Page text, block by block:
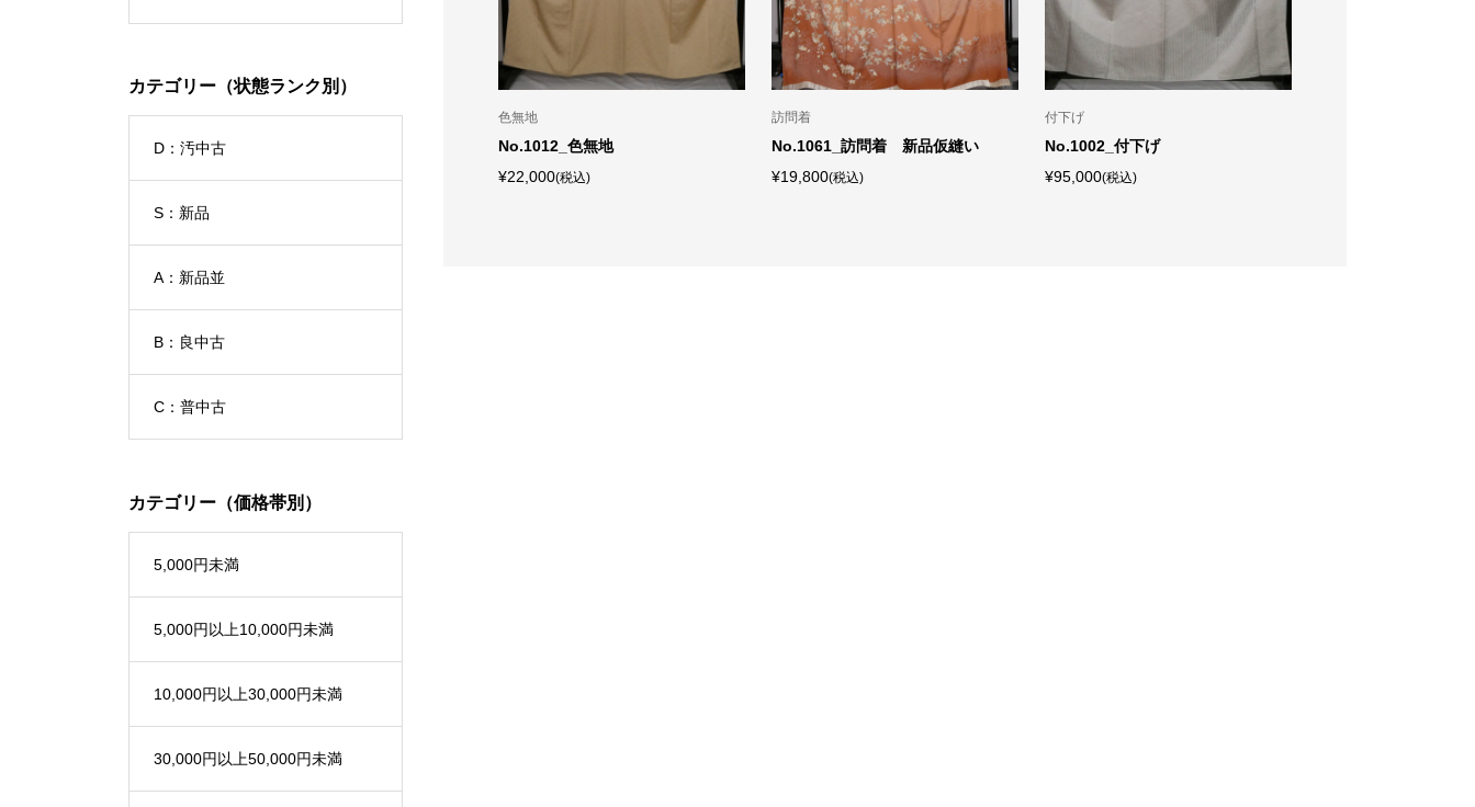
訪問着 新品仮縫い
付下げ
No.1002_付下げ
¥95,000(税込)
黒留袖
No.1058_留袖 新品仮縫い
¥19,800(税込)
付下げ
No.5327_紋付単衣付け下げ着物
（化繊）
江戸小紋
No.1005_江戸小紋
¥49,800(税込)
カテゴリー（状態ランク別）
D：汚中古
S：新品
A：新品並
B：良中古
C：普中古
カテゴリー（価格帯別）
5,000円未満
5,000円以上10,000円未満
10,000円以上30,000円未満
30,000円以上50,000円未満